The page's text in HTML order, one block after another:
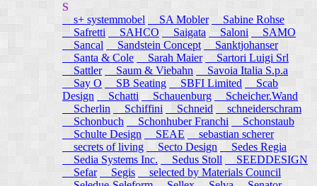
S
s+ systemmobel
SA Mobler
Sabine Rohse
Safretti
SAHCO Saigata Saloni
SAMO
Sancal
Sandstein Concept
Sanktjohanser
Santa & Cole
Sarah Maier
Sartori Luigi Srl
Sattler
Saum & Viebahn
Savoia Italia S.p.a
Say O
SB Seating SBFI Limited
Scab
Design
Schatti Schauenburg
Scheicher.Wand
Scherlin
Schiffini Schneid
schneiderschram
Schonbuch
Schonhuber Franchi
Schonstaub
Schulte Design
SEAE
sebastian scherer
secrets of living
Secto Design
Sedes Regia
Sedia Systems Inc.
Sedus Stoll
SEEDDESIGN
Sefar
Segis
selected by Materials Council